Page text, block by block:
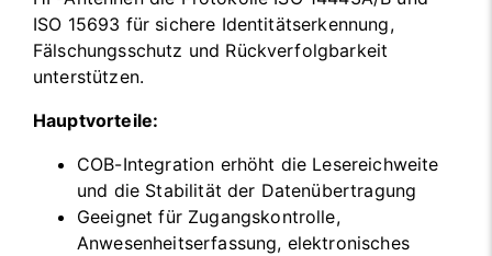
ISO 15693 für sichere Identitätserkennung,
Fälschungsschutz und Rückverfolgbarkeit
unterstützen.
Hauptvorteile:
COB-Integration erhöht die Lesereichweite
und die Stabilität der Datenübertragung
Geeignet für Zugangskontrolle,
Anwesenheitserfassung, elektronisches